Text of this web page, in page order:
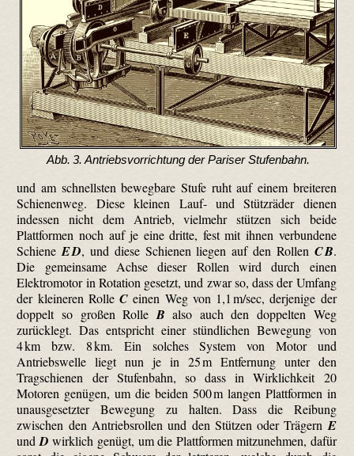
Abb. 3. Antriebsvorrichtung der Pariser Stufenbahn.
und am schnellsten bewegbare Stufe ruht auf einem breiteren
Schienenweg. Diese kleinen Lauf- und Stützräder dienen
indessen nicht dem Antrieb, vielmehr stützen sich beide
Plattformen noch auf je eine dritte, fest mit ihnen verbundene
SchieneE D, und diese Schienen liegen auf den Rollen C B.
Die gemeinsame Achse dieser Rollen wird durch einen
Elektromotor in Rotation gesetzt, und zwar so, dass der Umfang
der kleineren RolleC einen Weg von 1,1 m/sec, derjenige der
doppelt so großen RolleB also auch den doppelten Weg
zurücklegt. Das entspricht einer stündlichen Bewegung von
4 km bzw. 8 km. Ein solches System von Motor und
Antriebswelle liegt nun je in 25 m Entfernung unter den
Tragschienen der Stufenbahn, so dass in Wirklichkeit 20
Motoren genügen, um die beiden 500 m langen Plattformen in
unausgesetzter Bewegung zu halten. Dass die Reibung
zwischen den Antriebsrollen und den Stützen oder TrägernE
undD wirklich genügt, um die Plattformen mitzunehmen, dafür